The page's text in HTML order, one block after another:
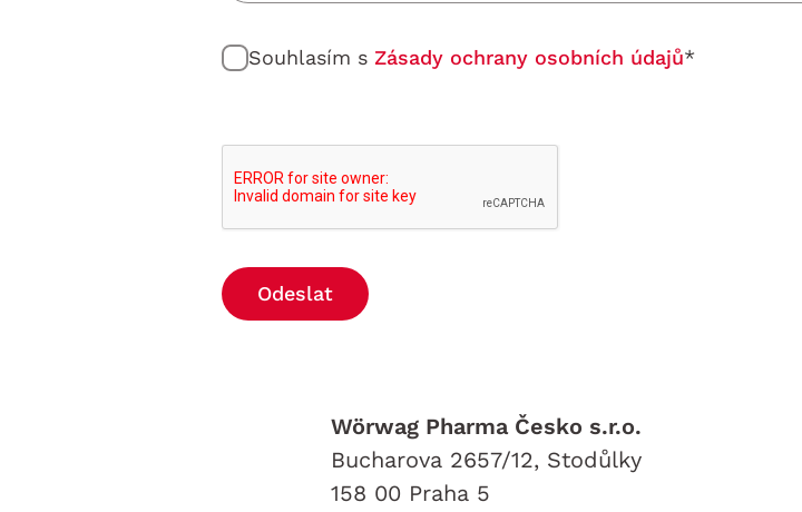
Souhlasím s Zásady ochrany osobních údajů*
Odeslat
Wörwag Pharma Česko s.r.o.
Bucharova 2657/12, Stodůlky
158 00 Praha 5